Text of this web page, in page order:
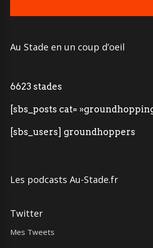
Au Stade en un coup d’oeil
6623 stades
[sbs_posts cat=
[sbs_users] groundhoppers
Les podcasts Au-Stade.fr
Twitter
Mes Tweets